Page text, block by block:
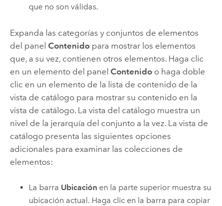
que no son válidas.
Expanda las categorías y conjuntos de elementos
del panel Contenidopara mostrar los elementos
que, a su vez, contienen otros elementos. Haga clic
en un elemento del panel Contenidoo haga doble
clic en un elemento de la lista de contenido de la
vista de catálogo para mostrar su contenido en la
vista de catálogo. La vista del catálogo muestra un
nivel de la jerarquía del conjunto a la vez. La vista de
catálogo presenta las siguientes opciones
adicionales para examinar las colecciones de
elementos:
La barra Ubicación en la parte superior muestra su
ubicación actual. Haga clic en la barra para copiar